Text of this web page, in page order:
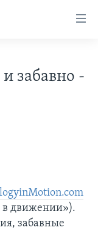
забавно -
в движении»).
забавные